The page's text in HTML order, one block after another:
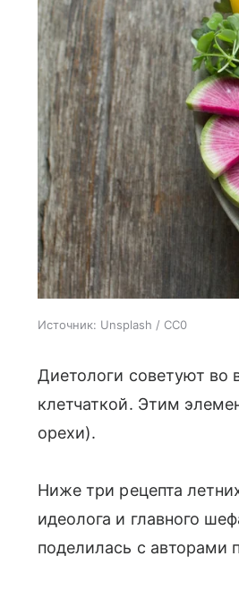
Источник: Unsplash / CC0
Диетологи советуют во
клетчаткой. Этим
орехи).
Ниже три рецепта
идеолога и главного
поделилась с авторами